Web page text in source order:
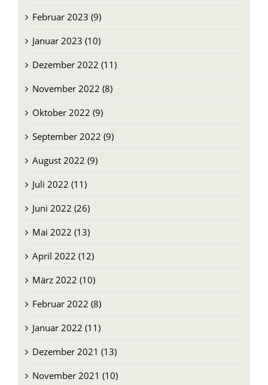
Februar 2023 (9)
Januar 2023 (10)
Dezember 2022 (11)
November 2022 (8)
Oktober 2022 (9)
September 2022 (9)
August 2022 (9)
Juli 2022 (11)
Juni 2022 (26)
Mai 2022 (13)
April 2022 (12)
März 2022 (10)
Februar 2022 (8)
Januar 2022 (11)
Dezember 2021 (13)
November 2021 (10)